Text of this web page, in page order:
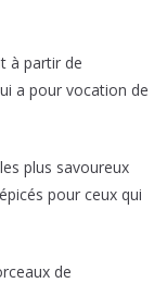
à partir de
a pour vocation de
plus savoureux
pour ceux qui
de